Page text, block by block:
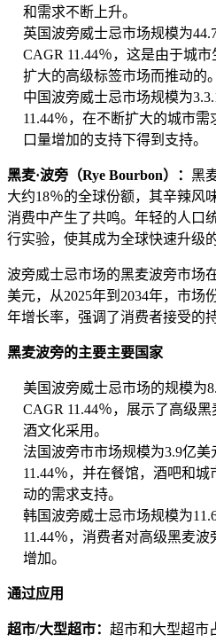
和需求不断上升。
英国波旁威士忌市场规模为
CAGR 11.44％，这是由于城
扩大的高级标签市场而推动的。
中国波旁威士忌市场规模为
11.44％，在不断扩大的城市
口量增加的支持下得到支持。
黑麦·波旁（Rye Bourbon）： 黑
大约18％的全球份额，其辛辣风
消费中产生了共鸣。年轻的人口
行实验，使其成为全球快速升级
波旁威士忌市场的黑麦波旁市场
美元，从2025年到2034年，市场
年增长率，强调了消费者接受的
黑麦波旁的主要主要国家
美国波旁威士忌市场的规模为
CAGR 11.44％，展示了高级
酒文化采用。
法国波旁市市场规模为3.9亿美
11.44％，并在餐馆，酒吧和
动的需求支持。
韩国波旁威士忌市场规模为
11.44％，消费者对高级黑麦
增加。
通过应用
超市/大型超市： 超市和大型超市